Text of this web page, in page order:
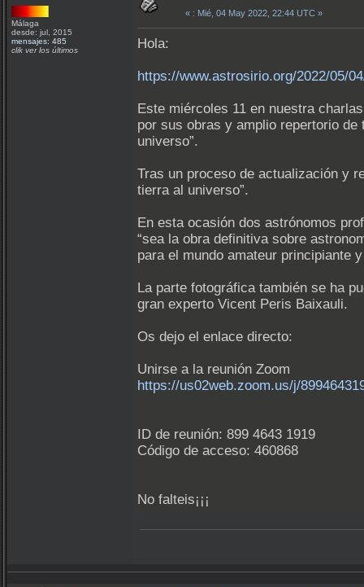
Málaga
desde: jul, 2015
mensajes: 485
clik ver los últimos
« : Mié, 04 May 2022, 22:44 UTC »
Hola:
https://www.astrosirio.org/2022/05/
Este miércoles 11 en nuestra
por sus obras y amplio repertorio
universo”.
Tras un proceso de actualización y
tierra al universo”.
En esta ocasión dos astrónomos
“sea la obra definitiva sobre
para el mundo amateur principiante
La parte fotográfica también se ha
gran experto Vicent Peris Baixauli.
Os dejo el enlace directo:
Unirse a la reunión Zoom
https://us02web.zoom.us/j/
ID de reunión: 899 4643 1919
Código de acceso: 460868
No falteis¡¡¡